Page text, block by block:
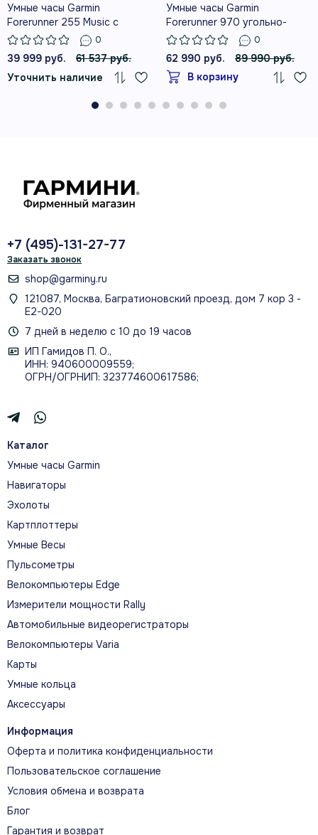
расширять границы подготовки.
ежедневными рекомендациями,
Расширенные показатели и
Оплачивайте покупки через Garmin
Pay и слушайте музыку в пути.
ТОЧНО НАСТРОЙТЕ ТРЕНИРОВКИ
Показатели тренировок и восстановления помогают
прогрессировать в беге, а встроенная музыка
поддерживает темп без смартфона.
ГЛАВНЫЕ ВОЗМОЖНОСТИ
Что помогает прогрессировать
восстановление, статус ВСР, тренировочный
прогноз и погоду в одном экране.
Умные часы Garmin
Forerunner 255 Music с
черным ремешком0
39 999 руб.
61 537 руб.
Уточнить наличие
Умные часы Garmin
Forerunner 970 угольно-
серый DLC Titanium с черным
корпусом и черным/
прозрачным белым
ремешком
0
62 990 руб.
89 990 руб.
В корзину
+7 (495)-131-27-77
Заказать звонок
shop@garminy.ru
121087, Москва, Багратионовский проезд, дом 7 кор 3 -
Е2-020
7 дней в неделю с 10 до 19 часов
ИП Гамидов П. О.,
ИНН: 940600009559;
ОГРН/ОГРНИП: 323774600617586;
Каталог
Умные часы Garmin
Навигаторы
Эхолоты
Картплоттеры
Умные Весы
Пульсометры
Велокомпьютеры Edge
Измерители мощности Rally
Автомобильные видеорегистраторы
Велокомпьютеры Varia
Карты
Умные кольца
Аксессуары
Информация
Оферта и политика конфиденциальности
Пользовательское соглашение
Условия обмена и возврата
Блог
Гарантия и возврат